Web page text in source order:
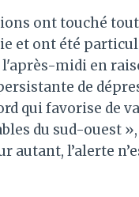
ont touché
et ont été
l'après-midi en
de
qui favorise de
du sud-ouest
autant, l’alerte